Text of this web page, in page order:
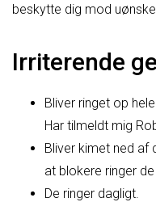
beskytte dig mod
Irriterende
Bliver ringet op
Har tilmeldt mig
Bliver kimet ned
at blokere ringer
De ringer dagligt.